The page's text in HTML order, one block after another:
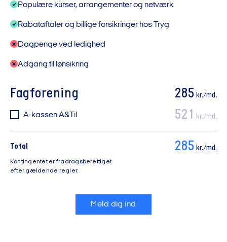
Populære kurser, arrangementer og netværk
Rabataftaler og billige forsikringer hos Tryg
Dagpenge ved ledighed
Adgang til lønsikring
Fagforening 285 kr./md.
A-kassen A&Til 521 kr./md.
Total 285 kr./md.
Kontingentet er fradragsberettiget
efter gældende regler.
Meld dig ind